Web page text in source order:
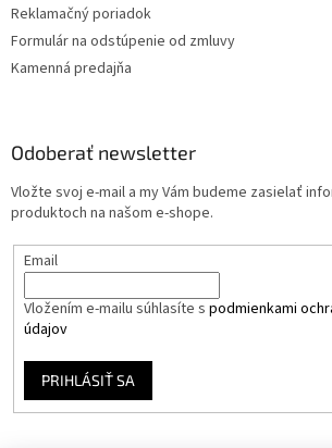
Reklamačný poriadok
Formulár na odstúpenie od zmluvy
Kamenná predajňa
Odoberať newsletter
Vložte svoj e-mail a my Vám budeme zasielať
produktoch na našom e-shope.
Email
Vložením e-mailu súhlasíte s podmienkami
údajov
PRIHLÁSIŤ SA